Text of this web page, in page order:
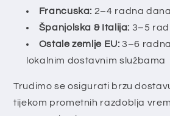
o
ž
Francuska: 2–4 radna dana
Španjolska & Italija: 3–5
Ostale zemlje EU: 3–6
lokalnim dostavnim službama
Trudimo se osigurati brzu
tijekom prometnih razdoblja